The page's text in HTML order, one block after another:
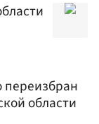
области